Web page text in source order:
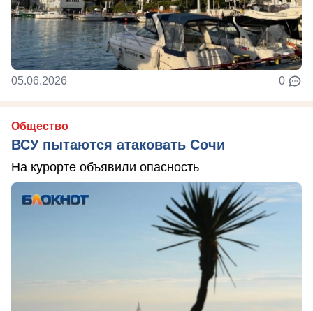
05.06.2026 0
Общество
ВСУ пытаются атаковать Сочи
На курорте объявили опасность